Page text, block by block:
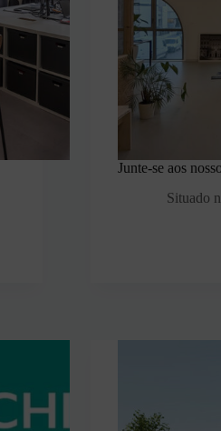
Junte-se aos
Situado